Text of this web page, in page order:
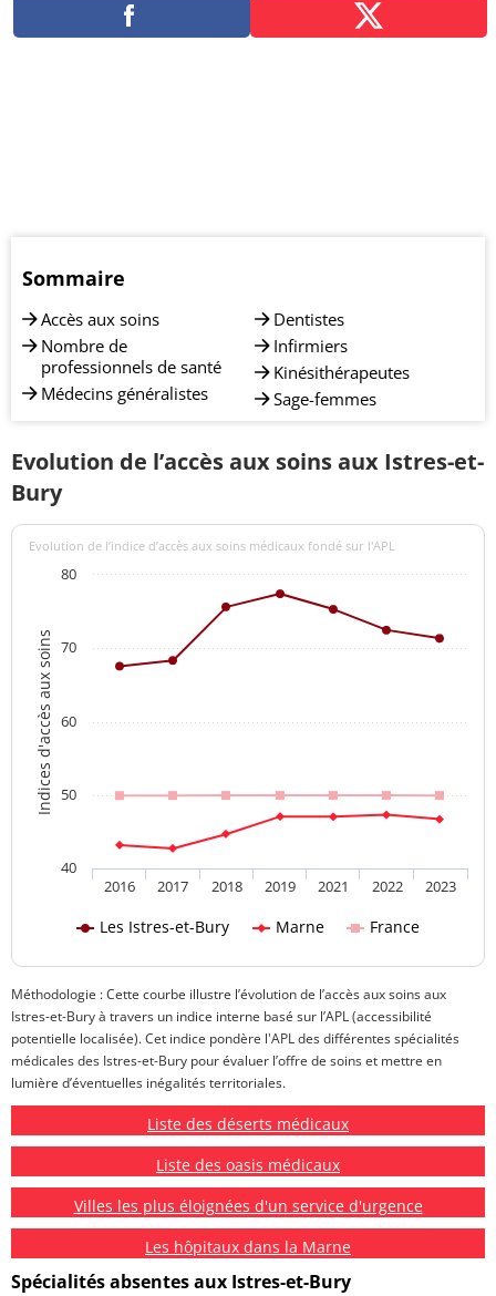
Sommaire
Accès aux soins
Nombre de
professionnels de santé
Médecins généralistes
Dentistes
Infirmiers
Kinésithérapeutes
Sage-femmes
Evolution de l’accès aux soins aux Istres-et-
Bury
Indices d'accès aux soins
Evolution de l’indice d’accès aux soins médicaux fondé sur l'APL
Les Istres-et-Bury Marne France
2016 2017 2018 2019 2021 2022 2023
40
50
60
70
80
Méthodologie : Cette courbe illustre l’évolution de l’accès aux soins aux
Istres-et-Bury à travers un indice interne basé sur l’APL (accessibilité
potentielle localisée). Cet indice pondère l'APL des différentes spécialités
médicales des Istres-et-Bury pour évaluer l’offre de soins et mettre en
lumière d’éventuelles inégalités territoriales.
Liste des déserts médicaux
Liste des oasis médicaux
Villes les plus éloignées d'un service d'urgence
Les hôpitaux dans la Marne
Spécialités absentes aux Istres-et-Bury